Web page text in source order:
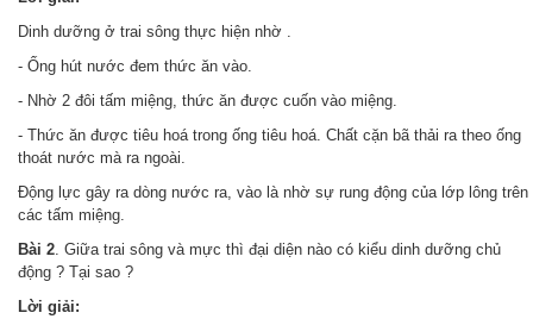
Dinh dưỡng ở trai sông thực hiện nhờ .
- Ống hút nước đem thức ăn vào.
- Nhờ 2 đôi tấm miệng, thức ăn được cuốn vào miệng.
- Thức ăn được tiêu hoá trong ống tiêu hoá. Chất cặn bã thải ra theo ống
thoát nước mà ra ngoài.
Động lực gây ra dòng nước ra, vào là nhờ sự rung động của lớp lông trên
các tấm miệng.
Bài 2. Giữa trai sông và mực thì đại diện nào có kiểu dinh dưỡng chủ
động ? Tại sao ?
Lời giải: